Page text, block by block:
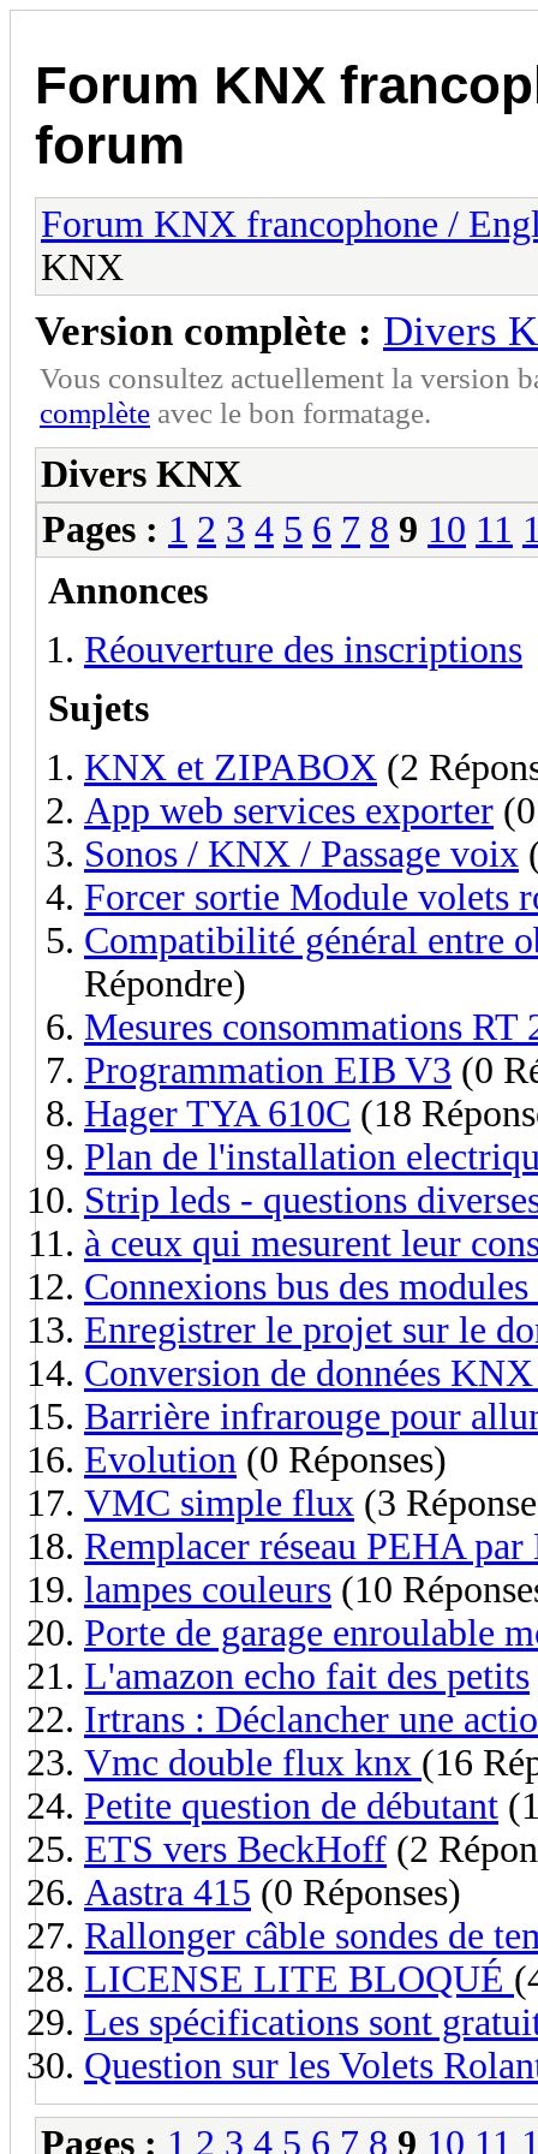
Forum KNX
forum
Forum KNX francophone /
KNX
Version complète : Divers
Vous consultez actuellement la version
complète avec le bon formatage.
Divers KNX
Pages : 1 2 3 4 5 6 7 8 9 10 11
Annonces
Réouverture des inscriptions
Sujets
KNX et ZIPABOX (2
App web services exporter
Sonos / KNX / Passage voix
Forcer sortie Module volets
Compatibilité général entre
Répondre)
Mesures consommations RT
Programmation EIB V3 (0
Hager TYA 610C (18
Plan de l'installation
Strip leds - questions
à ceux qui mesurent leur
Connexions bus des
Enregistrer le projet sur le
Conversion de données
Barrière infrarouge pour
Evolution (0 Réponses)
VMC simple flux (3
Remplacer réseau PEHA
lampes couleurs (10
Porte de garage enroulable
L'amazon echo fait des petits
Irtrans : Déclancher une
Vmc double flux knx (16
Petite question de débutant
ETS vers BeckHoff (2
Aastra 415 (0 Réponses)
Rallonger câble sondes de
LICENSE LITE BLOQUÉ
Les spécifications sont
Question sur les Volets
Pages : 1 2 3 4 5 6 7 8 9 10 11